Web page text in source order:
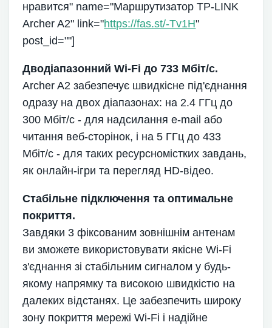
нравится" name="Маршрутизатор TP-LINK
Archer A2" link="https://fas.st/-Tv1H"
post_id=""]
Дводіапазонний Wi-Fi до 733 Мбіт/с.
Archer A2 забезпечує швидкісне під'єднання
одразу на двох діапазонах: на 2.4 ГГц до
300 Мбіт/с - для надсилання e-mail або
читання веб-сторінок, і на 5 ГГц до 433
Мбіт/с - для таких ресурсномістких завдань,
як онлайн-ігри та перегляд HD-відео.
Стабільне підключення та оптимальне
покриття.
Завдяки 3 фіксованим зовнішнім антенам
ви зможете використовувати якісне Wi-Fi
з'єднання зі стабільним сигналом у будь-
якому напрямку та високою швидкістю на
далеких відстанях. Це забезпечить широку
зону покриття мережі Wi-Fi і надійне